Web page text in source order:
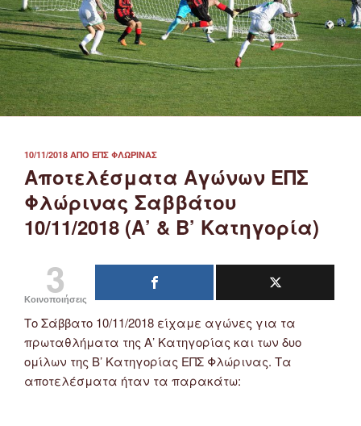
ΔΗΜΟΣΙΕΎΤΗΚΕ
ΣΤΙΣ
10/11/2018 ΑΠΌ ΕΠΣ ΦΛΏΡΙΝΑΣ
Αποτελέσματα Αγώνων ΕΠΣ
Φλώρινας Σαββάτου
10/11/2018 (Α’ & Β’ Κατηγορία)
3
Κοινοποιήσεις
Το Σάββατο 10/11/2018 είχαμε αγώνες για τα
πρωταθλήματα της Α’ Κατηγορίας και των δυο
ομίλων της Β’ Κατηγορίας ΕΠΣ Φλώρινας. Τα
αποτελέσματα ήταν τα παρακάτω: